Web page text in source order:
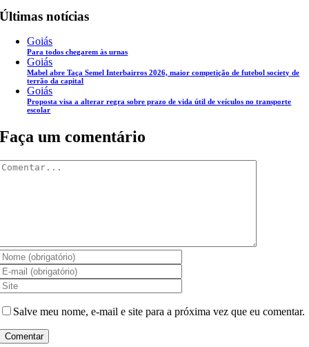
Últimas notícias
Goiás
Para todos chegarem às urnas
Goiás
Mabel abre Taça Semel Interbairros 2026, maior competição de futebol society de
terrão da capital
Goiás
Proposta visa a alterar regra sobre prazo de vida útil de veículos no transporte
escolar
Faça um comentário
Salve meu nome, e-mail e site para a próxima vez que eu comentar.